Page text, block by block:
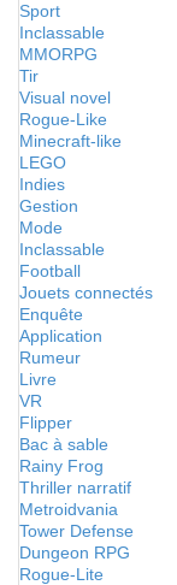
Sport
Inclassable
MMORPG
Tir
Visual novel
Rogue-Like
Minecraft-like
LEGO
Indies
Gestion
Mode
Inclassable
Football
Jouets connectés
Enquête
Application
Rumeur
Livre
VR
Flipper
Bac à sable
Rainy Frog
Thriller narratif
Metroidvania
Tower Defense
Dungeon RPG
Rogue-Lite